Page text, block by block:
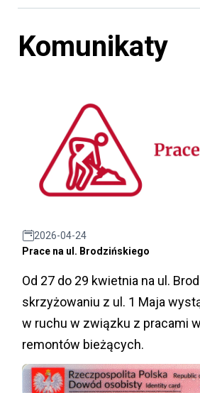
Komunikaty
2026-04-24
Prace na ul. Brodzińskiego
Od 27 do 29 kwietnia na ul.
skrzyżowaniu z ul. 1 Maja
w ruchu w związku z pracami
remontów bieżących.